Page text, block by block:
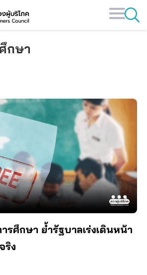
กษา
รศึกษา ย้ำรัฐบาลเร่งเดินหน้า
ริง